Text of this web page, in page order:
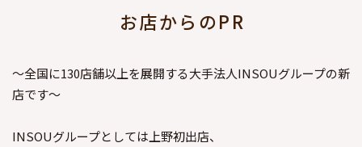
お店からのPR
～全国に130店舗以上を展開する大手法人INSOUグループの新
店です～
INSOUグループとしては上野初出店、